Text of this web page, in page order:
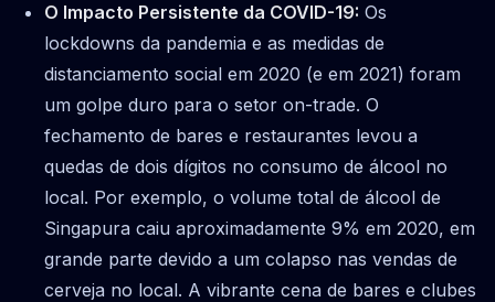
O Impacto Persistente da COVID-19: Os
lockdowns da pandemia e as medidas de
distanciamento social em 2020 (e em 2021) foram
um golpe duro para o setor on-trade. O
fechamento de bares e restaurantes levou a
quedas de dois dígitos no consumo de álcool no
local. Por exemplo, o volume total de álcool de
Singapura caiu aproximadamente 9% em 2020, em
grande parte devido a um colapso nas vendas de
cerveja no local. A vibrante cena de bares e clubes